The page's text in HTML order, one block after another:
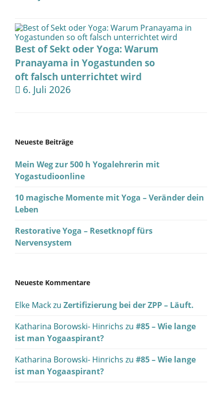
Best of Sekt oder Yoga: Warum
Pranayama in Yogastunden so
oft falsch unterrichtet wird
6. Juli 2026
Neueste Beiträge
Mein Weg zur 500 h Yogalehrerin mit
Yogastudioonline
10 magische Momente mit Yoga – Veränder dein
Leben
Restorative Yoga – Resetknopf fürs
Nervensystem
Neueste Kommentare
Elke Mackzu Zertifizierung bei der ZPP – Läuft.
Katharina Borowski- Hinrichs zu #85 – Wie lange
ist man Yogaaspirant?
Katharina Borowski- Hinrichs zu #85 – Wie lange
ist man Yogaaspirant?